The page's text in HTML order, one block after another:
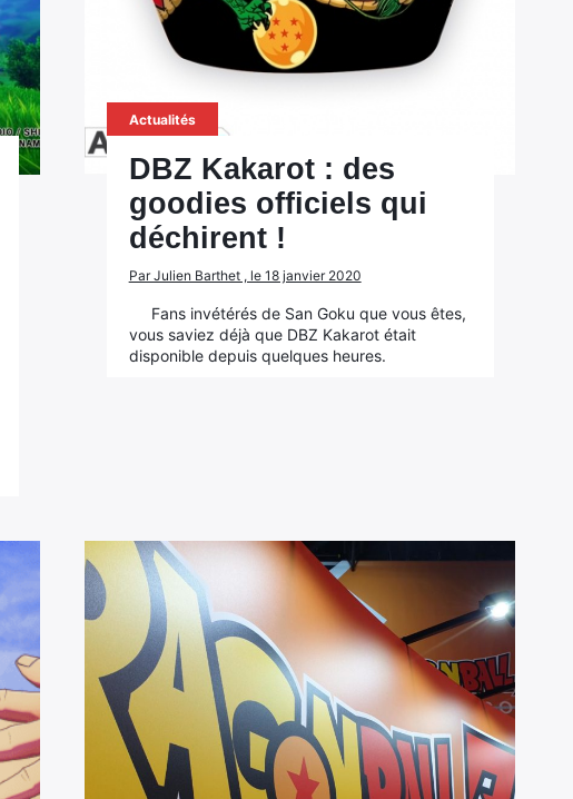
Actualités
DBZ Kakarot : des
goodies officiels qui
déchirent !
Par Julien Barthet , le 18 janvier 2020
Fans invétérés de San Goku que vous êtes,
vous saviez déjà que DBZ Kakarot était
disponible depuis quelques heures.